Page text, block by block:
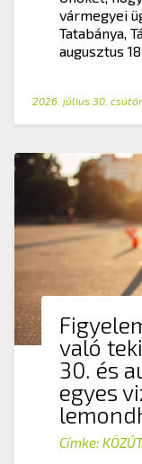
vármegyei
Tatabánya,
augusztus
2026. július 30.
való
30. és
egyes
Címke: KÖZÚT